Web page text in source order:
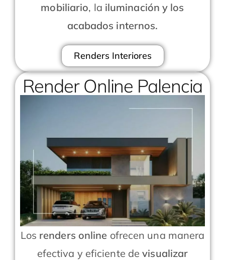
mobiliario, la iluminación y los
acabados internos.
Renders Interiores
Render Online Palencia
Los renders online ofrecen una manera
efectiva y eficiente devisualizar